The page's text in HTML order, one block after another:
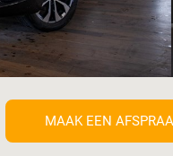
MAAK EEN